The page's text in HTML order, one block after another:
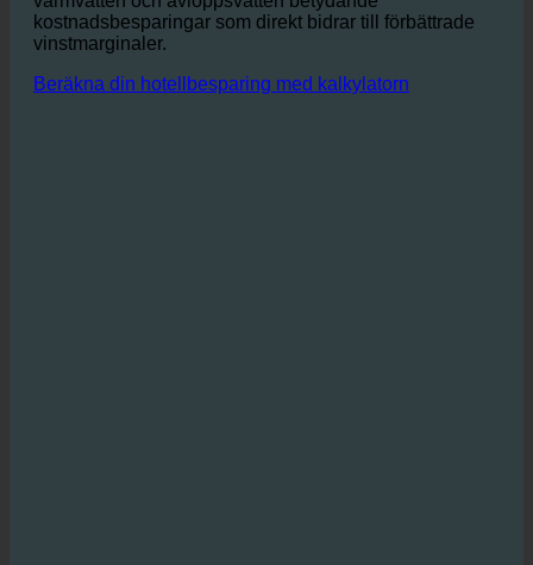
Sammantaget möjliggör minskningarna av vatten,
varmvatten och avloppsvatten betydande
kostnadsbesparingar som direkt bidrar till förbättrade
vinstmarginaler.